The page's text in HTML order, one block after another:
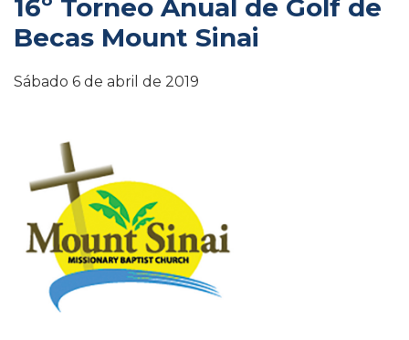
16º Torneo Anual de Golf de
Becas Mount Sinai
Sábado 6 de abril de 2019